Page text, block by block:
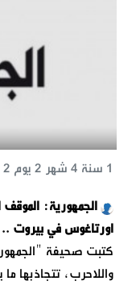
اورتاغوس في بيروت
1 سنة 4 شهر 2 يوم 2 س 14 د 17 ث
كتبت صحيفة
واللاحرب، تتجاذبها ما